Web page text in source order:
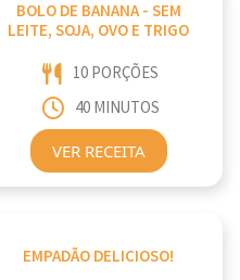
BOLO DE BANANA - SEM
LEITE, SOJA, OVO E TRIGO
10 PORÇÕES
40 MINUTOS
VER RECEITA
EMPADÃO DELICIOSO!